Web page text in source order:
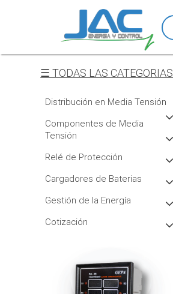
☰ TODAS LAS CATEGORIAS
Distribución en Media Tensión
Componentes de Media
Tensión
Relé de Protección
Cargadores de Baterias
Gestión de la Energí­a
Cotización